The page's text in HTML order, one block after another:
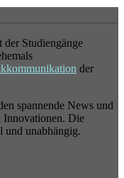
der Studiengänge
der
spannende News und
Innovationen. Die
und unabhängig.